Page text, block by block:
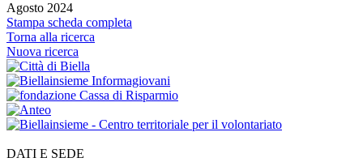
Agosto 2024
Stampa scheda completa
Torna alla ricerca
Nuova ricerca
DATI E SEDE